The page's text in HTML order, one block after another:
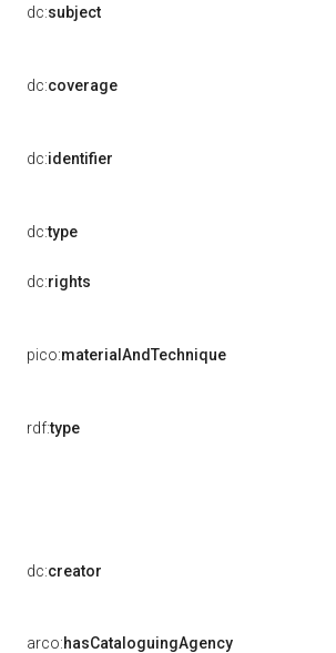
dc:subject
dc:coverage
dc:identifier
dc:type
dc:rights
pico:materialAndTechnique
rdf:type
dc:creator
arco:hasCataloguingAgency